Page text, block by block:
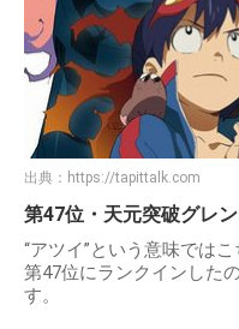
出典： https://tapittalk.com
第47位・天元突破グレ
“アツイ”という意味では
第47位にランクインした
す。